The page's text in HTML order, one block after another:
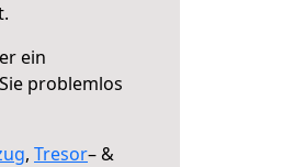
ein
problemlos
, Tresor– &